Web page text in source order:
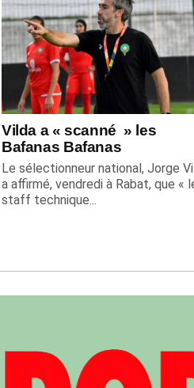
Vilda a « scanné » les
Bafanas Bafanas
Le sélectionneur national, Jorge
a affirmé, vendredi à Rabat, que «
staff technique...